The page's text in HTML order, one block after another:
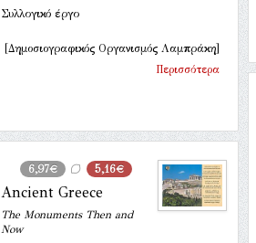
Συλλογικό έργο
[Δημοσιογραφικός Οργανισμός Λαμπράκη]
Περισσότερα
6,97€ 5,16€
Ancient Greece
The Monuments Τhen and
Νow